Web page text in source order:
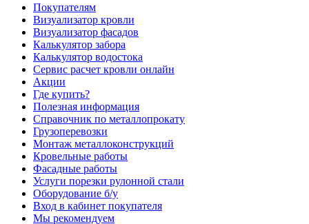
Покупателям
Визуализатор кровли
Визуализатор фасадов
Калькулятор забора
Калькулятор водостока
Сервис расчет кровли онлайн
Акции
Где купить?
Полезная информация
Справочник по металлопрокату
Грузоперевозки
Монтаж металлоконструкций
Кровельные работы
Фасадные работы
Услуги порезки рулонной стали
Оборудование б/у
Вход в кабинет покупателя
Мы рекомендуем